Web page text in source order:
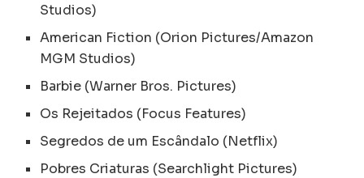
Studios)
American Fiction (Orion Pictures/Amazon
MGM Studios)
Barbie (Warner Bros. Pictures)
Os Rejeitados (Focus Features)
Segredos de um Escândalo (Netflix)
Pobres Criaturas (Searchlight Pictures)